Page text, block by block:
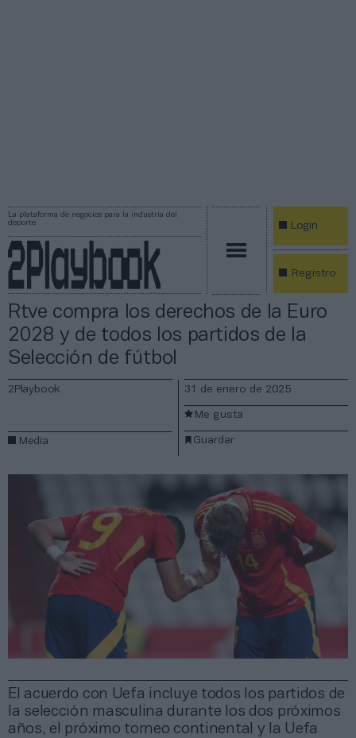
La plataforma de negocios para la industria del
deporte
Login
Registro
Rtve compra los derechos de la Euro
2028 y de todos los partidos de la
Selección de fútbol
El acuerdo con Uefa incluye todos los partidos de
la selección masculina durante los dos próximos
años, el próximo torneo continental y la Uefa
2Playbook
Media
31 de enero de 2025
Guardar
Me gusta